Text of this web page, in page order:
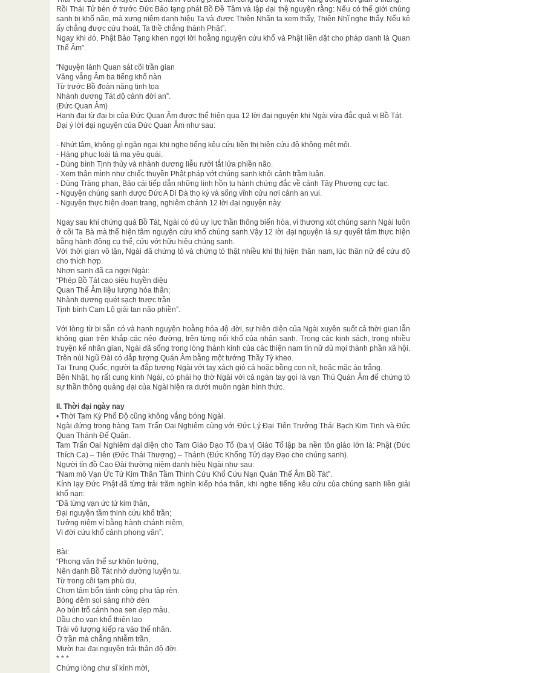
Rồi Thái Tử bèn ở trước Đức Bảo tạng phát Bồ Đề Tâm và lập đại thệ nguyện rằng: Nếu có thế giới chúng
sanh bị khổ não, mà xưng niệm danh hiệu Ta và được Thiên Nhãn ta xem thấy, Thiên Nhĩ nghe thấy. Nếu kẻ
ấy chẳng được cứu thoát, Ta thề chẳng thành Phật”.
Ngay khi đó, Phật Bảo Tạng khen ngợi lời hoằng nguyện cứu khổ và Phật liền đặt cho pháp danh là Quan
Thế Âm”.
“Nguyện lành Quan sát cõi trần gian
Văng vẳng Âm ba tiếng khổ nàn
Từ trước Bồ đoàn năng tịnh tọa
Nhành dương Tát độ cảnh đời an”.
(Đức Quan Âm)
Hạnh đại từ đại bi của Đức Quan Âm được thể hiện qua 12 lời đại nguyện khi Ngài vừa đắc quả vị Bồ Tát.
Đại ý lời đại nguyện của Đức Quan Âm như sau:
- Nhứt tâm, không gì ngăn ngại khi nghe tiếng kêu cứu liền thị hiện cứu độ không mệt mỏi.
- Hàng phục loài tà ma yêu quái.
- Dùng bình Tịnh thủy và nhành dương liễu rưới tắt lửa phiền não.
- Xem thân mình như chiếc thuyền Phật pháp vớt chúng sanh khỏi cảnh trầm luân.
- Dùng Tràng phan, Bảo cái tiếp dẫn những linh hồn tu hành chứng đắc về cảnh Tây Phương cực lạc.
- Nguyện chúng sanh được Đức A Di Đà thọ ký và sống vĩnh cửu nơi cảnh an vui.
- Nguyện thực hiện đoan trang, nghiêm chánh 12 lời đại nguyện này.
Ngay sau khi chứng quả Bồ Tát, Ngài có đủ uy lực thần thông biến hóa, vì thương xót chúng sanh Ngài luôn
ở cõi Ta Bà mà thể hiện tâm nguyện cứu khổ chúng sanh.Vậy 12 lời đại nguyện là sự quyết tâm thực hiện
bằng hành động cụ thể, cứu vớt hữu hiệu chúng sanh.
Với thời gian vô tận, Ngài đã chứng tỏ và chứng tỏ thật nhiều khi thị hiện thân nam, lúc thân nữ để cứu độ
cho thích hợp.
Nhơn sanh đã ca ngợi Ngài:
“Phép Bồ Tát cao siêu huyền diệu
Quan Thế Âm liệu lượng hóa thân;
Nhành dương quét sạch trược trần
Tịnh bình Cam Lộ giải tan não phiền”.
Với lòng từ bi sẵn có và hạnh nguyện hoằng hóa độ đời, sự hiện diện của Ngài xuyên suốt cả thời gian lẫn
không gian trên khắp các nẻo đường, trên từng nổi khổ của nhân sanh. Trong các kinh sách, trong nhiều
truyện kể nhân gian, Ngài đã sống trong lòng thành kính của các thiện nam tín nữ đủ mọi thành phần xã hội.
Trên núi Ngũ Đài có đắp tượng Quán Âm bằng một tướng Thầy Tỳ kheo.
Tại Trung Quốc, người ta đắp tượng Ngài với tay xách giỏ cá hoặc bồng con nít, hoặc mặc áo trắng.
Bên Nhật, họ rất cung kính Ngài, có phái họ thờ Ngài với cả ngàn tay gọi là vạn Thủ Quán Âm để chứng tỏ
sự thần thông quảng đại của Ngài hiện ra dưới muôn ngàn hình thức.
II. Thời đại ngày nay
• Thời Tam Kỳ Phổ Độ cũng không vắng bóng Ngài.
Ngài đứng trong hàng Tam Trấn Oai Nghiêm cùng với Đức Lý Đại Tiên Trưởng Thái Bạch Kim Tinh và Đức
Quan Thánh Đế Quân.
Tam Trấn Oai Nghiêm đại diện cho Tam Giáo Đạo Tổ (ba vị Giáo Tổ lập ba nền tôn giáo lớn là: Phật (Đức
Thích Ca) – Tiên (Đức Thái Thượng) – Thánh (Đức Khổng Tử) dạy Đạo cho chúng sanh).
Người tín đồ Cao Đài thường niệm danh hiệu Ngài như sau:
“Nam mô Vạn Ức Tử Kim Thân Tầm Thinh Cứu Khổ Cứu Nạn Quán Thế Âm Bồ Tát”.
Kính lạy Đức Phật đã từng trải trăm nghìn kiếp hóa thân, khi nghe tiếng kêu cứu của chúng sanh liền giải
khổ nạn:
“Đã từng vạn ức tử kim thân,
Đại nguyện tầm thinh cứu khổ trần;
Tưởng niệm ví bằng hành chánh niệm,
Vì đời cứu khổ cảnh phong vân”.
Bài:
“Phong vân thế sự khôn lường,
Nên danh Bồ Tát nhờ đường luyện tu.
Từ trong cõi tạm phù du,
Chơn tâm bổn tánh công phu tập rèn.
Bóng đêm soi sáng nhờ đèn
Ao bùn trổ cánh hoa sen đẹp màu.
Dầu cho vạn khổ thiên lao
Trải vô lượng kiếp ra vào thế nhân.
Ở trần mà chẳng nhiễm trần,
Mười hai đại nguyện trải thân độ đời.
* * *
Chứng lòng chư sĩ kỉnh mời,